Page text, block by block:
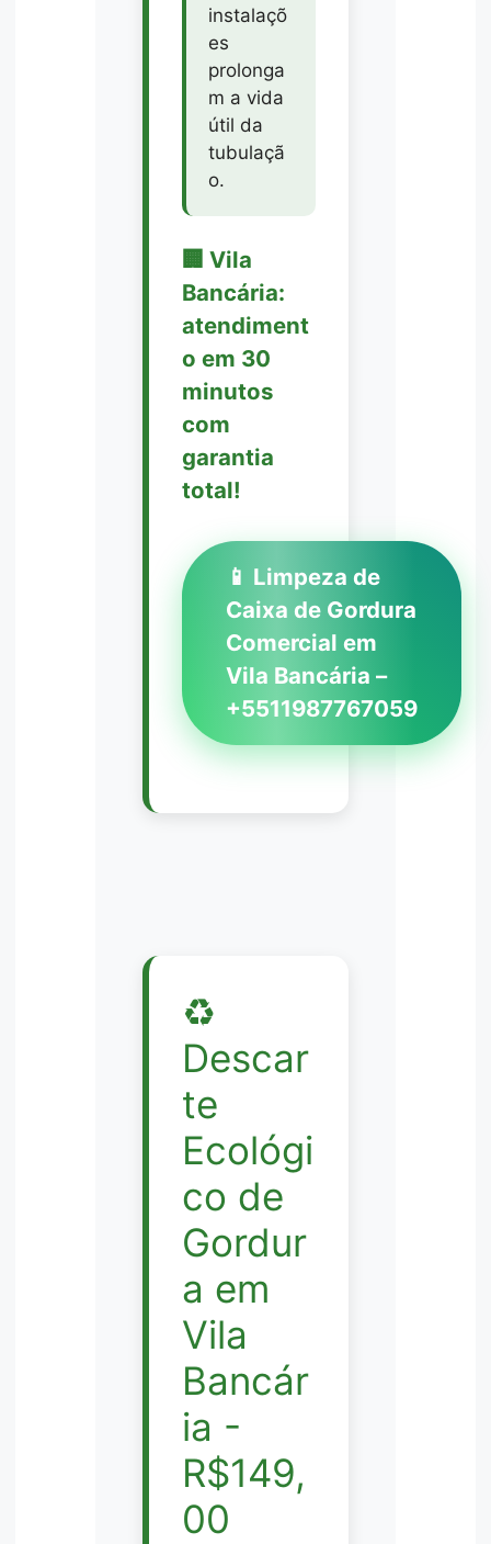
instalaçõ
es
prolonga
m a vida
útil da
tubulaçã
o.
🏢 Vila
Bancária:
atendiment
o em 30
minutos
com
garantia
total!
📱 Limpeza de
Caixa de Gordura
Comercial em
Vila Bancária –
+5511987767059
♻️
Descar
te
Ecológi
co de
Gordur
a em
Vila
Bancár
ia -
R$149,
00